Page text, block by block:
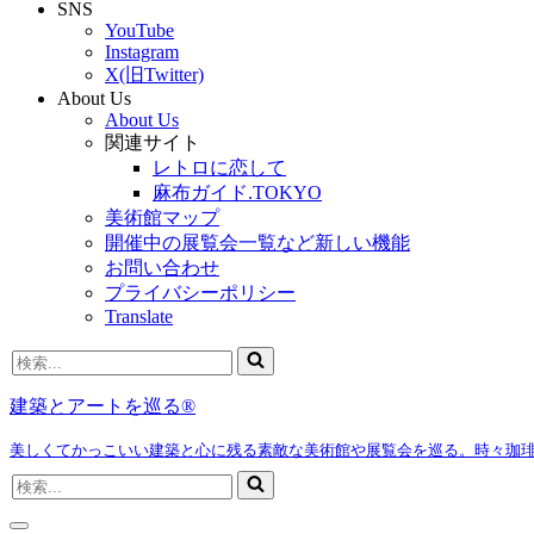
SNS
YouTube
Instagram
X(旧Twitter)
About Us
About Us
関連サイト
レトロに恋して
麻布ガイド.TOKYO
美術館マップ
開催中の展覧会一覧など新しい機能
お問い合わせ
プライバシーポリシー
Translate
検
索...
建築とアートを巡る®
美しくてかっこいい建築と心に残る素敵な美術館や展覧会を巡る。時々珈
検
索...